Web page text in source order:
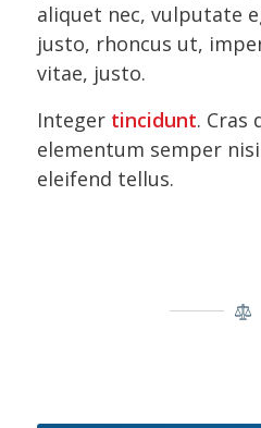
aliquet nec, vulputate
justo, rhoncus ut,
vitae, justo.
Integer tincidunt. Cras
elementum semper
eleifend tellus.